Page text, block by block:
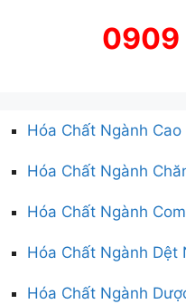
0909
Hóa Chất Ngành Cao
Hóa Chất Ngành
Hóa Chất Ngành
Hóa Chất Ngành Dệt
Hóa Chất Ngành